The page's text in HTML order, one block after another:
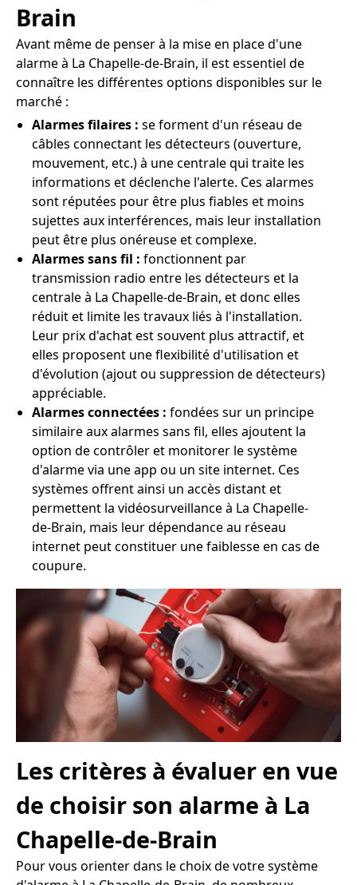
Brain
Avant même de penser à la mise en place d'une
alarme à La Chapelle-de-Brain, il est essentiel de
connaître les différentes options disponibles sur le
marché :
Alarmes filaires : se forment d'un réseau de
câbles connectant les détecteurs (ouverture,
mouvement, etc.) à une centrale qui traite les
informations et déclenche l'alerte. Ces alarmes
sont réputées pour être plus fiables et moins
sujettes aux interférences, mais leur installation
peut être plus onéreuse et complexe.
Alarmes sans fil : fonctionnent par
transmission radio entre les détecteurs et la
centrale à La Chapelle-de-Brain, et donc elles
réduit et limite les travaux liés à l'installation.
Leur prix d'achat est souvent plus attractif, et
elles proposent une flexibilité d'utilisation et
d'évolution (ajout ou suppression de détecteurs)
appréciable.
Alarmes connectées : fondées sur un principe
similaire aux alarmes sans fil, elles ajoutent la
option de contrôler et monitorer le système
d'alarme via une app ou un site internet. Ces
systèmes offrent ainsi un accès distant et
permettent la vidéosurveillance à La Chapelle-
de-Brain, mais leur dépendance au réseau
internet peut constituer une faiblesse en cas de
coupure.
Les critères à évaluer en vue
de choisir son alarme à La
Chapelle-de-Brain
Pour vous orienter dans le choix de votre système